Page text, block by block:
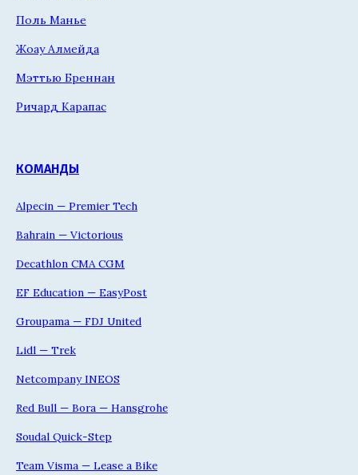
Поль Манье
Жоау Алмейда
Мэттью Бреннан
Ричард Карапас
КОМАНДЫ
Alpecin — Premier Tech
Bahrain — Victorious
Decathlon CMA CGM
EF Education — EasyPost
Groupama — FDJ United
Lidl — Trek
Netcompany INEOS
Red Bull — Bora — Hansgrohe
Soudal Quick-Step
Team Visma — Lease a Bike